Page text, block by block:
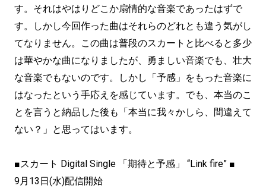
す。それはやはりどこか扇情的な音楽であったはずで
す。しかし今回作った曲はそれらのどれとも違う気がし
てなりません。この曲は普段のスカートと比べると多少
は華やかな曲になりましたが、勇ましい音楽でも、壮大
な音楽でもないのです。しかし「予感」をもった音楽に
はなったという手応えを感じています。でも、本当のこ
とを言うと納品した後も「本当に我々かしら、間違えて
ない？」と思ってはいます。
■スカート Digital Single 「期待と予感」 “Link fire” ■
9月13日(水)配信開始